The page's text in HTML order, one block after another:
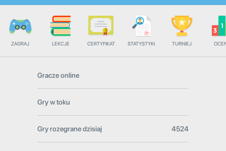
ZAGRAJ LEKCJE CERTYFIKAT STATYSTYKI TURNIEJ
Gracze online
Gry w toku
Gry rozegrane dzisiaj 4524